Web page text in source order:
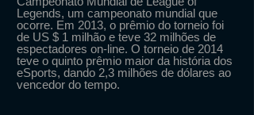
Legends, um campeonato mundial que
ocorre. Em 2013, o prêmio do torneio foi
de US $ 1 milhão e teve 32 milhões de
espectadores on-line. O torneio de 2014
teve o quinto prêmio maior da história dos
eSports, dando 2,3 milhões de dólares ao
vencedor do tempo.